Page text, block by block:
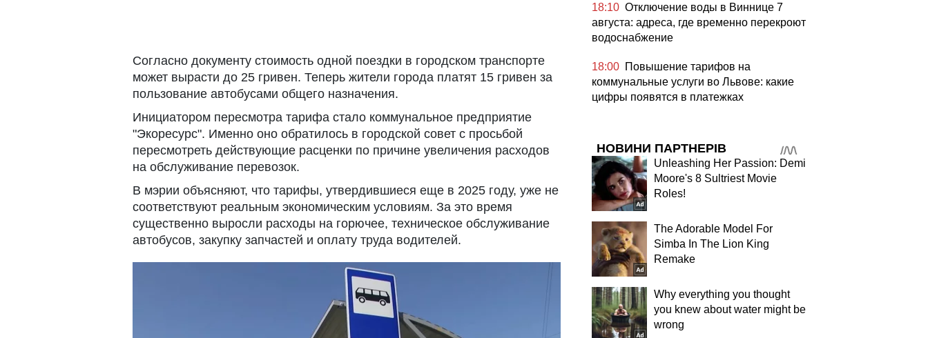
Согласно документу стоимость одной поездки в городском транспорте
может вырасти до 25 гривен. Теперь жители города платят 15 гривен за
пользование автобусами общего назначения.
Инициатором пересмотра тарифа стало коммунальное предприятие
"Экоресурс". Именно оно обратилось в городской совет с просьбой
пересмотреть действующие расценки по причине увеличения расходов
на обслуживание перевозок.
В мэрии объясняют, что тарифы, утвердившиеся еще в 2025 году, уже не
соответствуют реальным экономическим условиям. За это время
существенно выросли расходы на горючее, техническое обслуживание
автобусов, закупку запчастей и оплату труда водителей.
18:10 Отключение воды в Виннице 7
августа: адреса, где временно перекроют
водоснабжение
18:00 Повышение тарифов на
коммунальные услуги во Львове: какие
цифры появятся в платежках
НОВИНИ ПАРТНЕРІВ
Unleashing Her Passion: Demi
Moore's 8 Sultriest Movie
Roles!
The Adorable Model For
Simba In The Lion King
Remake
Why everything you thought
you knew about water might be
wrong